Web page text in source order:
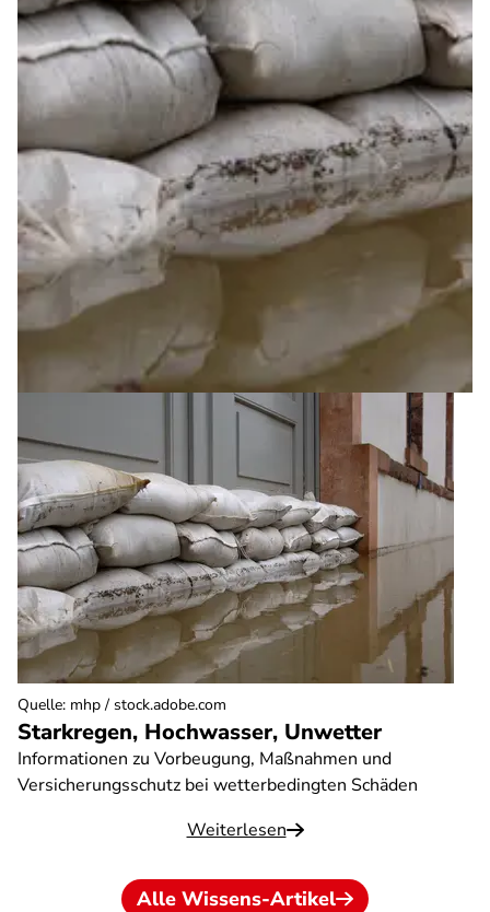
Starkregen, Hochwasser, Unwetter
Informationen zu Vorbeugung, Maßnahmen und
Versicherungsschutz bei wetterbedingten Schäden
Weiterlesen
Quelle: mhp / stock.adobe.com
Alle Wissens-Artikel